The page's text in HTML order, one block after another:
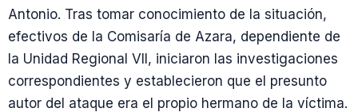
Antonio. Tras tomar conocimiento de la situación,
efectivos de la Comisaría de Azara, dependiente de
la Unidad Regional VII, iniciaron las investigaciones
correspondientes y establecieron que el presunto
autor del ataque era el propio hermano de la víctima.